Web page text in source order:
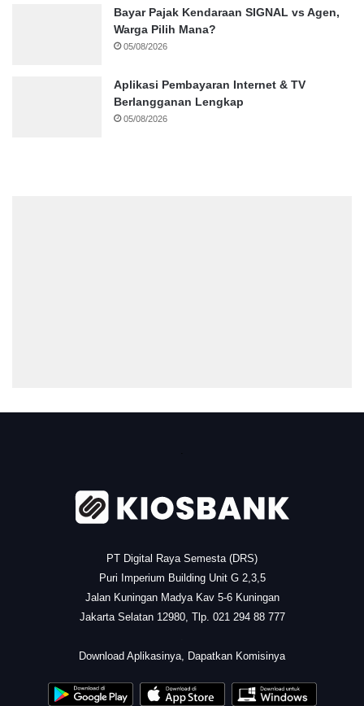
Bayar Pajak Kendaraan SIGNAL vs Agen,
Warga Pilih Mana?
05/08/2026
Aplikasi Pembayaran Internet & TV
Berlangganan Lengkap
05/08/2026
PT Digital Raya Semesta (DRS)
Puri Imperium Building Unit G 2,3,5
Jalan Kuningan Madya Kav 5-6 Kuningan
Jakarta Selatan 12980, Tlp. 021 294 88 777
Download Aplikasinya, Dapatkan Komisinya